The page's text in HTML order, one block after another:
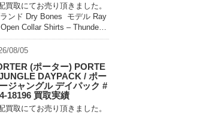
買取にてお売り頂きました。
ンド Dry Bones モデル Ray
Collar Shirts – Thunderbi
DS-2448 買取相場 お問い合
[…]
08/05
(ポーター) PORTE
DAYPACK / ポー
ジャングル デイパック #
18196 買取実績
買取にてお売り頂きました。